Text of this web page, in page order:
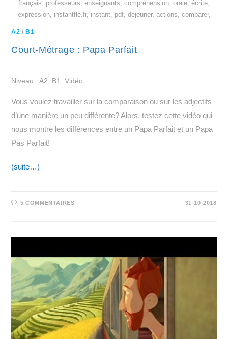
français, professeurs, enseignants, compréhension, orale, écrite,
expression, instantfle.fr, instant, pdf, déjeuner, actions, comparer,
A2 /B1
Court-Métrage : Papa Parfait
Niveau : A2, B1. Vidéo.
Vous voulez travailler sur la comparaison ou sur les adjectifs
d’une manière un peu différente? Alors, testez cette vidéo qui
nous montre les différences entre un Papa Parfait et un Papa
Pas Parfait!
(suite…)
5 COMMENTAIRES 31-10-2018